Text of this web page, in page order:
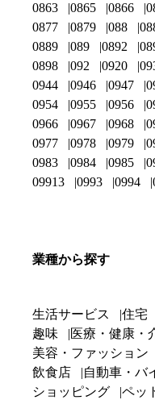
0863
0865 0866
0877
0879 088
0889
089 0892
0898
092 0920
0944
0946 0947
0954
0955 0956
0966
0967 0968
0977
0978 0979
0983
0984 0985
09913
0993 0994
業種から探す
生活サービス 住宅
趣味
医療・健康・
美容・ファッション
飲食店
自動車・バ
ショッピング
ペッ